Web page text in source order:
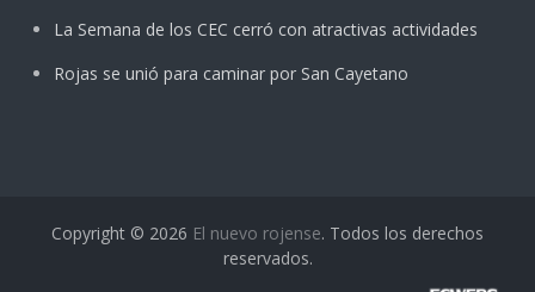
La Semana de los CEC cerró con atractivas actividades
Rojas se unió para caminar por San Cayetano
Copyright © 2026 El nuevo rojense. Todos los derechos
reservados.